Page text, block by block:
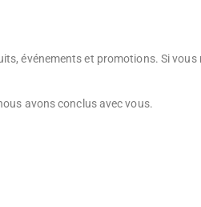
événements et promotions. Si
avons conclus avec vous.